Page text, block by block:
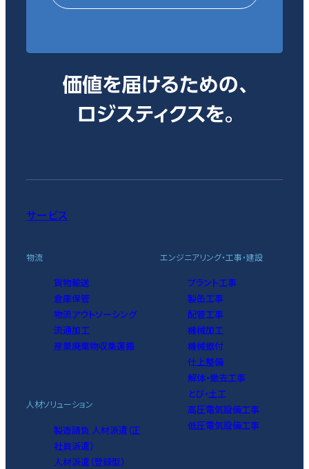
サービス
物流
貨物輸送
倉庫保管
物流アウトソーシング
流通加工
産業廃棄物収集運搬
人材ソリューション
製造請負 人材派遣（正
社員派遣）
人材派遣（登録型）
エンジニアリング・工事・建設
プラント工事
製缶工事
配管工事
機械加工
機械据付
仕上整備
解体・撤去工事
とび・土工
高圧電気設備工事
低圧電気設備工事